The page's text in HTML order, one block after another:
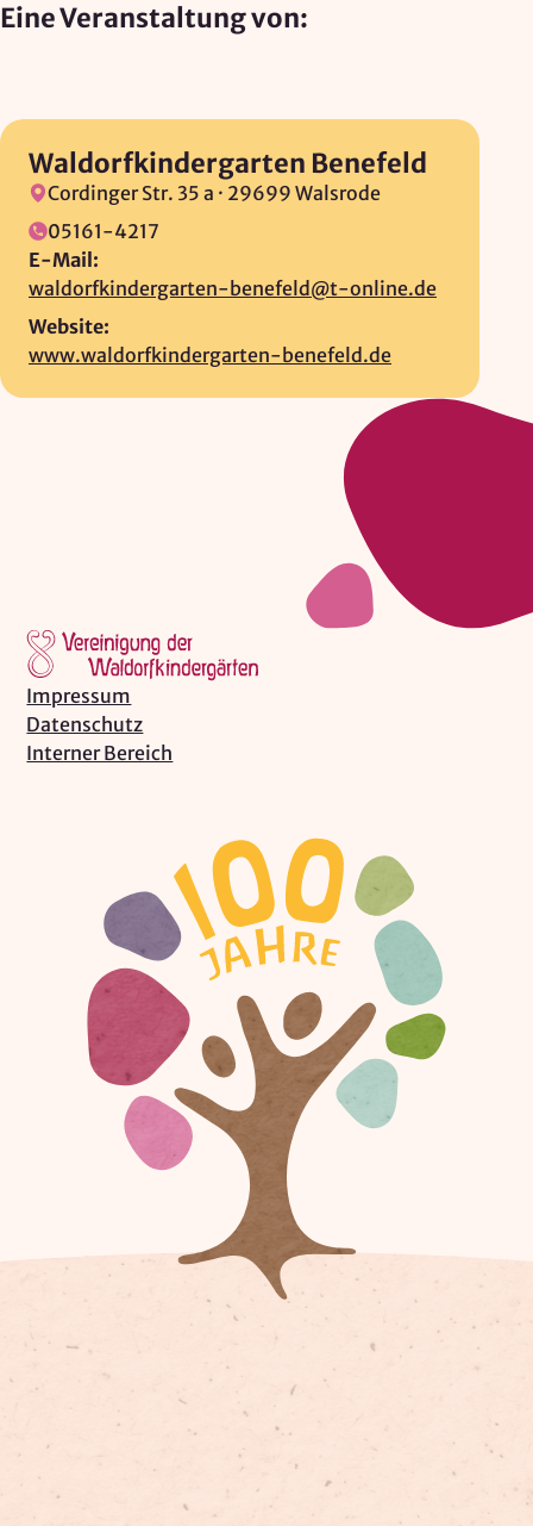
Eine Veranstaltung von:
Waldorfkindergarten Benefeld
Cordinger Str. 35 a · 29699 Walsrode
05161-4217
E-Mail:
waldorfkindergarten-benefeld@t-online.de
Website:
www.waldorfkindergarten-benefeld.de
Impressum
Datenschutz
Interner Bereich
Cookie Laufzeit:
Rechtsgrundlage: Art. 6 Abs. 1 lit. f DSGVO
IP-Anonymisierung: aktiviert
Mailjet
Anbieter:
Mailjet GmbH
Zweck:
Anmeldung und Versand von Newslettern